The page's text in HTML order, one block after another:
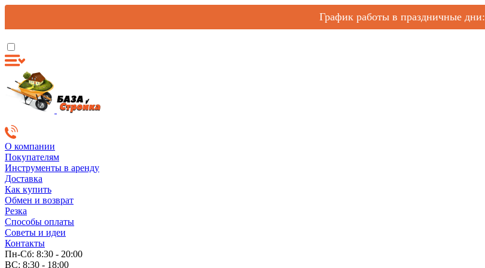
График работы в праздничные дни:
О компании
Покупателям
Инструменты в аренду
Доставка
Как купить
Обмен и возврат
Резка
Способы оплаты
Советы и идеи
Контакты
Пн-Сб: 8:30 - 20:00
ВС: 8:30 - 18:00